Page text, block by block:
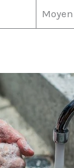
Moyen